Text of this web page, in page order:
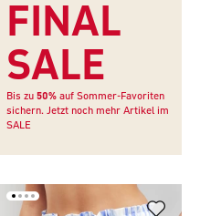
FINAL
SALE
Bis zu 50% auf Sommer-Favoriten
sichern. Jetzt noch mehr Artikel im
SALE